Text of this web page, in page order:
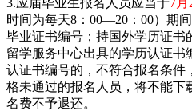
时间为每天8：00—20：00）期
毕业证书编号；持国外学历证书
留学服务中心出具的学历认证
认证书编号的，不符合报名条件
格未通过的报名人员，将不能下
名费不予退还。